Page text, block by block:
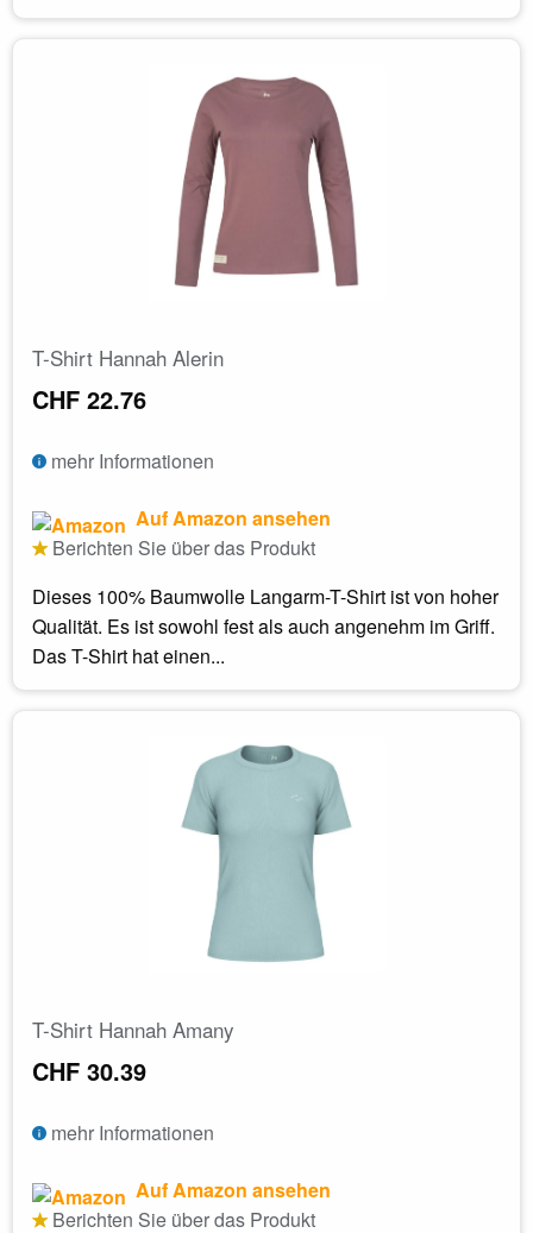
T-Shirt Hannah Alerin
CHF 22.76
mehr Informationen
Auf Amazon ansehen
Berichten Sie über das Produkt
Dieses 100% Baumwolle Langarm-T-Shirt ist von hoher
Qualität. Es ist sowohl fest als auch angenehm im Griff.
Das T-Shirt hat einen...
T-Shirt Hannah Amany
CHF 30.39
mehr Informationen
Auf Amazon ansehen
Berichten Sie über das Produkt